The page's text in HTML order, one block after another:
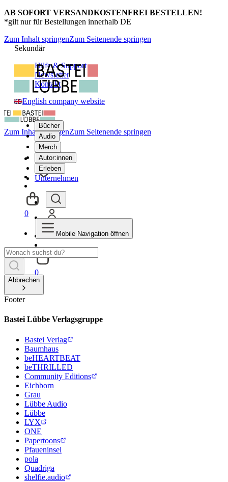
AB SOFORT VERSANDKOSTENFREI BESTELLEN!
*gilt nur für Bestellungen innerhalb DE
Zum Inhalt springenZum Seitenende springen
Sekundär
Hilfe & Support
Newsletter
Kontakt
English company website
Bücher
Audio
Merch
Autor:innen
Erleben
Unternehmen
0
Zum Inhalt springenZum Seitenende springen
0
Mobile Navigation öffnen
Abbrechen
Footer
Bastei Lübbe Verlagsgruppe
Bastei Verlag
Baumhaus
beHEARTBEAT
beTHRILLED
Community Editions
Eichborn
Grau
Lübbe Audio
Lübbe
LYX
ONE
Papertoons
Pfaueninsel
pola
Quadriga
shelfie.audio